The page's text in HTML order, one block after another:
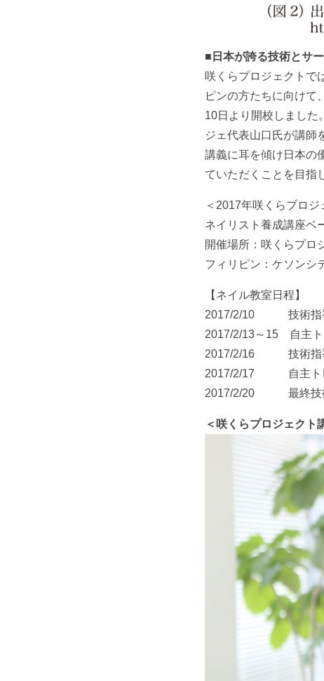
■日本が誇る技術とサ
咲くらプロジェクトで
ピンの方たちに向けて
10日より開校しまし
ジェ代表山口氏が講
講義に耳を傾け日本の
ていただくことを目指
＜2017年咲くらプロ
ネイリスト養成講座ベ
開催場所：咲くらプ
フィリピン：ケソンシ
【ネイル教室日程】
2017/2/10 技術指
2017/2/13～15 自主ト
2017/2/16 技術指
2017/2/17 自主ト
2017/2/20 最終技術
＜咲くらプロジェクト